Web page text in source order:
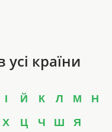
усі країни
І Й К Л М
Н
Х Ц Ч Ш Я